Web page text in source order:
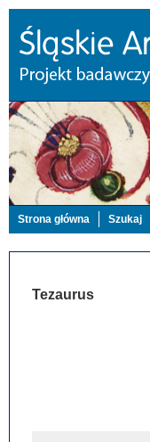
Strona główna Szukaj
Tezaurus